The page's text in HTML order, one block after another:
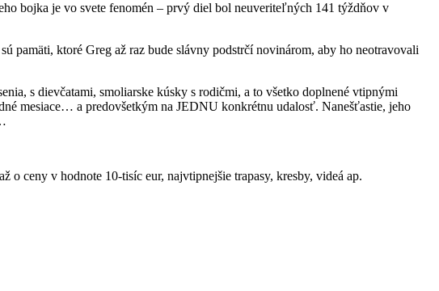
bojka je vo svete fenomén – prvý diel bol neuveriteľných 141 týždňov v
pamäti, ktoré Greg až raz bude slávny podstrčí novinárom, aby ho neotravovali
s dievčatami, smoliarske kúsky s rodičmi, a to všetko doplnené vtipnými
mesiace… a predovšetkým na JEDNU konkrétnu udalosť. Nanešťastie, jeho
o ceny v hodnote 10-tisíc eur, najvtipnejšie trapasy, kresby, videá ap.